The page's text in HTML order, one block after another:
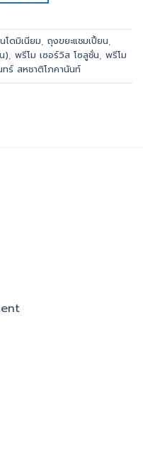
โดมิเนียม, ถุงขยะแชมเปี้ยน,
), พรีโม เซอร์วิส โซลูชั่น, พรีโม
ทร์ สหชาติโภคานันท์